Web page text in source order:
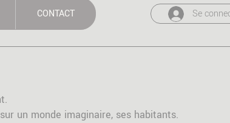
CONTACT Se
un monde imaginaire, ses habitants.